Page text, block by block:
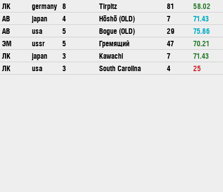
ЛК
germany 8 Tirpitz 81
58.02
АВ
japan 4 Hōshō (OLD) 7
71.43
АВ
usa 5 Bogue (OLD) 29
75.86
ЭМ
ussr 5 Гремящий 47
70.21
ЛК
japan 3 Kawachi 7
71.43
ЛК
usa 3 South Carolina 4 25